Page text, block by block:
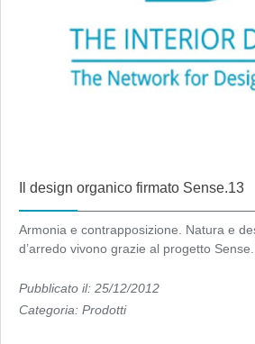
Il design organico firmato Sense.13
Armonia e contrapposizione. Natura e
d’arredo vivono grazie al progetto
Pubblicato il: 25/12/2012
Categoria: Prodotti